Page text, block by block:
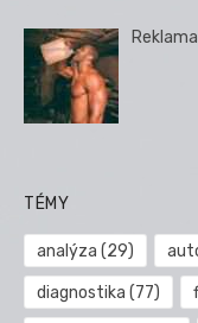
TÉMY
analýza (29)
diagnostika (77)